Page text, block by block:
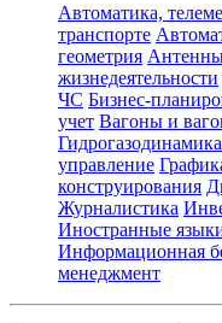
Автоматика,
транспорте
геометрия
жизнедеятельности
ЧС Бизнес-
учет Вагоны и
Гидрогазодинамика
управление
конструирования
Журналистика
Иностранные
Информационная
менеджмент